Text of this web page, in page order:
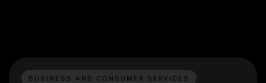
BUSINESS AND CONSUMER SERVICES